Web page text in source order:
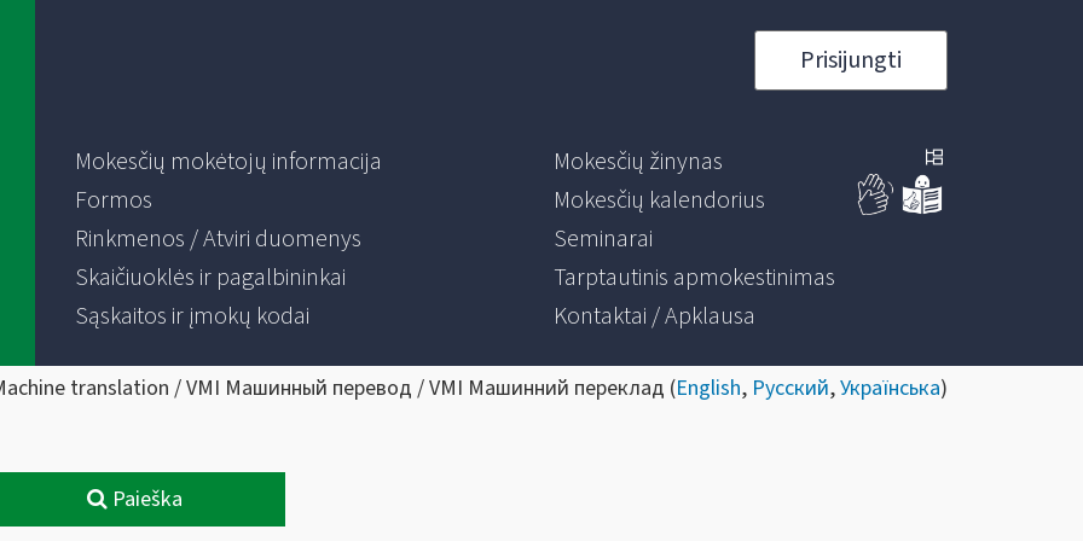
Prisijungti
Mokesčių mokėtojų informacija
Formos
Rinkmenos / Atviri duomenys
Skaičiuoklės ir pagalbininkai
Sąskaitos ir įmokų kodai
Mokesčių žinynas
Mokesčių kalendorius
Seminarai
Tarptautinis apmokestinimas
Kontaktai / Apklausa
translation / VMI Машинный перевод / VMI Машинний переклад (English, Русский,Українська)
Paieška